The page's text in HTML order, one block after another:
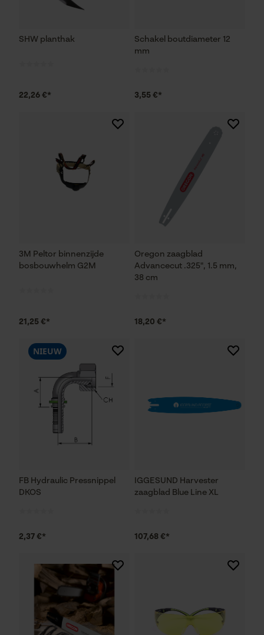
SHW planthak
22,26 €*
Schakel boutdiameter 12
mm
3,55 €*
3M Peltor binnenzijde
bosbouwhelm G2M
21,25 €*
Oregon zaagblad
Advancecut .325", 1.5 mm,
38 cm
18,20 €*
FB Hydraulic Pressnippel
DKOS
NIEUW
2,37 €*
IGGESUND Harvester
zaagblad Blue Line XL
107,68 €*